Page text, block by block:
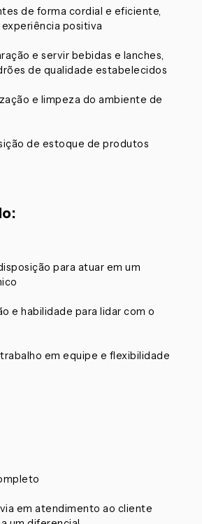
de forma cordial e eficiente,
positiva
e servir bebidas e lanches,
de qualidade estabelecidos
e limpeza do ambiente de
de estoque de produtos
para atuar em um
e habilidade para lidar com o
em equipe e flexibilidade
em atendimento ao cliente